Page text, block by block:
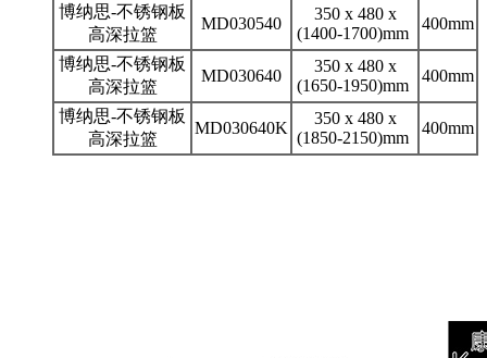
博纳思-不锈钢板
高深拉篮
MD030540
350 x 480 x
(1400-1700)mm
400mm
博纳思-不锈钢板
高深拉篮
MD030640
350 x 480 x
(1650-1950)mm
400mm
博纳思-不锈钢板
高深拉篮
MD030640K
350 x 480 x
(1850-2150)mm
400mm